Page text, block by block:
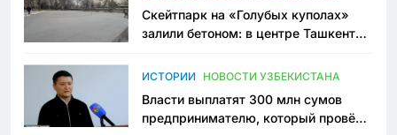
Скейтпарк на «Голубых куполах»
залили бетоном: в центре Ташкента
пространство
ИСТОРИИ НОВОСТИ УЗБЕКИСТАНА
Власти выплатят 300 млн сумов
предпринимателю, который провёл